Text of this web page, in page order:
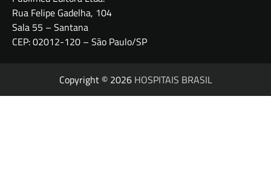
Rua Felipe Gadelha, 104
Sala 55 – Santana
CEP: 02012-120 – São Paulo/SP
Copyright © 2026 HOSPITAIS BRASIL